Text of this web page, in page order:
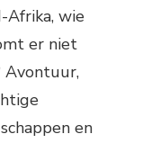
Afrika, wie
er niet
Avontuur,
en